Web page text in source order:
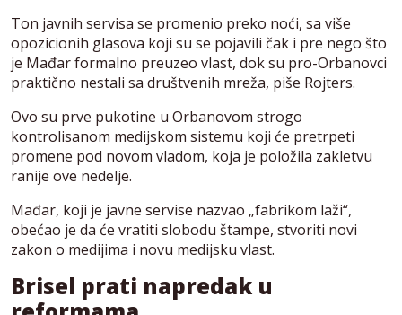
Ton javnih servisa se promenio preko noći, sa više
opozicionih glasova koji su se pojavili čak i pre nego što
je Mađar formalno preuzeo vlast, dok su pro-Orbanovci
praktično nestali sa društvenih mreža, piše Rojters.
Ovo su prve pukotine u Orbanovom strogo
kontrolisanom medijskom sistemu koji će pretrpeti
promene pod novom vladom, koja je položila zakletvu
ranije ove nedelje.
Mađar, koji je javne servise nazvao „fabrikom laži“,
obećao je da će vratiti slobodu štampe, stvoriti novi
zakon o medijima i novu medijsku vlast.
Brisel prati napredak u